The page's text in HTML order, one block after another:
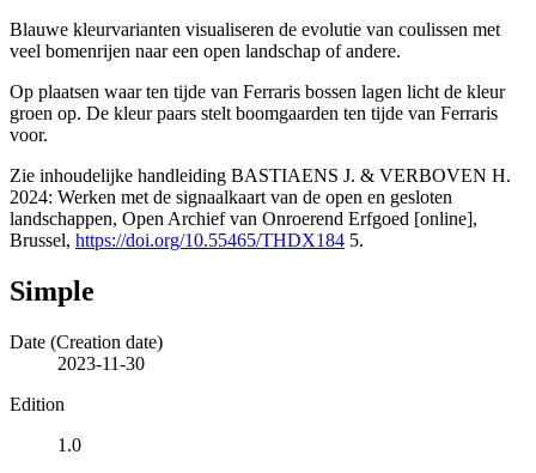
Blauwe kleurvarianten visualiseren de evolutie van coulissen met
veel bomenrijen naar een open landschap of andere.
Op plaatsen waar ten tijde van Ferraris bossen lagen licht de kleur
groen op. De kleur paars stelt boomgaarden ten tijde van Ferraris
voor.
Zie inhoudelijke handleiding BASTIAENS J. & VERBOVEN H.
2024: Werken met de signaalkaart van de open en gesloten
landschappen, Open Archief van Onroerend Erfgoed [online],
Brussel, https://doi.org/10.55465/THDX184 5.
Simple
Date (Creation date)
2023-11-30
Edition
1.0